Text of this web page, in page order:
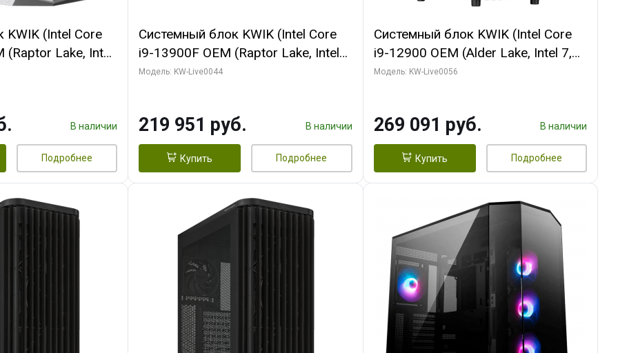
KWIK (Intel Core
(Raptor Lake, Intel
32 ГБ ОЗУ (2
В наличии
Подробнее
Системный блок KWIK (Intel Core
i9-13900F OEM (Raptor Lake, Intel
7, Efficient-co/ 32 ГБ ОЗУ (2
HD/ 512 ГБ SSD)
Модель: KW-Live0044
219 951 руб. В наличии
Купить Подробнее
Системный блок KWIK (Intel Core
i9-12900 OEM (Alder Lake, Intel 7,
C16 8EC/8PC/T2/ 64 ГБ ОЗУ (2
ТБ SSD)
Модель: KW-Live0056
269 091 руб. В наличии
Купить Подробнее